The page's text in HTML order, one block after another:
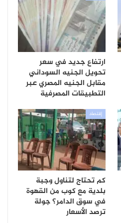
ارتفاع جديد في سعر
تحويل الجنيه السوداني
مقابل الجنيه المصري عبر
التطبيقات المصرفية
إقتصاد
كم تحتاج لتناول وجبة
بلدية مع كوب من القهوة
في سوق الدامر؟ جولة
ترصد الأسعار